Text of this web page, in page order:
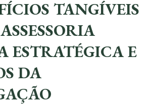
TANGÍVEIS
ESTRATÉGICA E
DA